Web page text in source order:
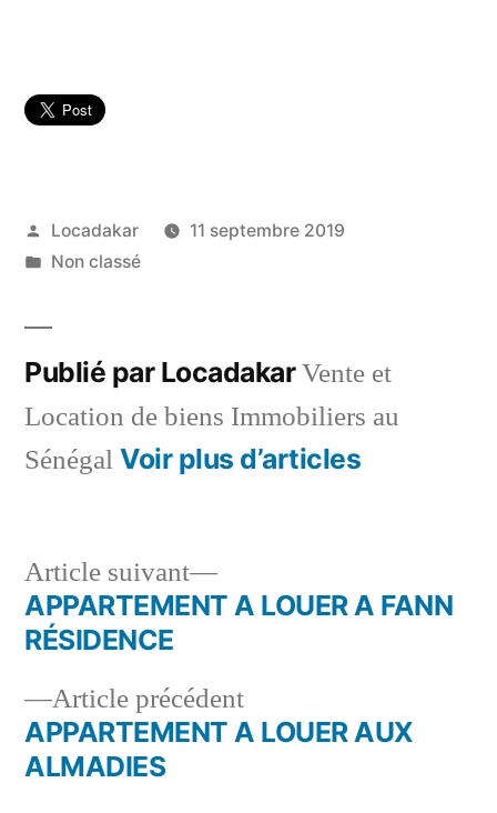
Publié
par
Locadakar
11 septembre 2019
Publié
Non classé
Publié par LocadakarVente et
Location de biens Immobiliers au
Sénégal Voir plus d’articles
Navigation
l’article
Article précédentArticle
précédent :
APPARTEMENT A LOUER AUX
ALMADIES
Article suivant
Article
suivant :
APPARTEMENT A LOUER A FANN
RÉSIDENCE